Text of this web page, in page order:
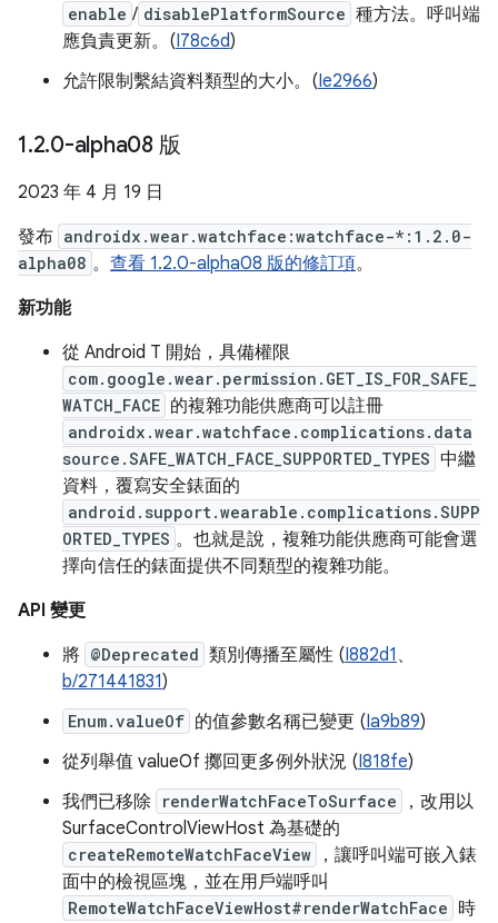
enable / disablePlatformSource 種方法。呼叫端
應負責更新。(I78c6d)
允許限制繫結資料類型的大小。(Ie2966)
1.2.0-alpha08 版
2023 年 4 月 19 日
發布 androidx.wear.watchface:watchface-*:1.2.0-
alpha08 。 查看 1.2.0-alpha08 版的修訂項。
新功能
從 Android T 開始，具備權限
com.google.wear.permission.GET_IS_FOR_SAFE_
WATCH_FACE 的複雜功能供應商可以註冊
androidx.wear.watchface.complications.data
source.SAFE_WATCH_FACE_SUPPORTED_TYPES 中繼
資料，覆寫安全錶面的
android.support.wearable.complications.SUPP
ORTED_TYPES 。也就是說，複雜功能供應商可能會選
擇向信任的錶面提供不同類型的複雜功能。
API 變更
將 @Deprecated 類別傳播至屬性 (I882d1 、
b/271441831)
Enum.valueOf 的值參數名稱已變更 (Ia9b89)
從列舉值 valueOf 擲回更多例外狀況 (I818fe)
我們已移除
renderWatchFaceToSurface
，改用以
SurfaceControlViewHost 為基礎的
createRemoteWatchFaceView
，讓呼叫端可嵌入錶
面中的檢視區塊，並在用戶端呼叫
RemoteWatchFaceViewHost#renderWatchFace 時